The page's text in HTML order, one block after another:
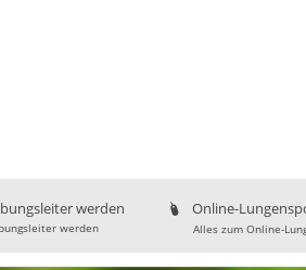
werden
werden
Online-
Alles zum Online-